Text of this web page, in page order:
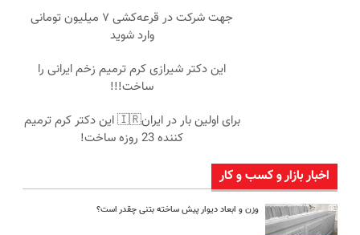
جهت شرکت در قرعه‌کشی ۷ میلیون تومانی
وارد شوید
این دکتر شیرازی کرم ترمیم زخم ایرانی را
ساخت!!!
برای اولین بار در ایران🇮🇷 این دکتر کرم ترمیم
کننده 23 روزه ساخت!
اخبار بازار و کسب و کار
وزن و ابعاد دیوار پیش ساخته بتنی چقدر است؟